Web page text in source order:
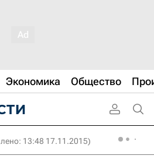
Экономика Общество
13:48 17.11.2015)